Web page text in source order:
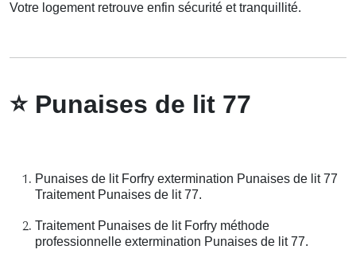
Votre logement retrouve enfin sécurité et tranquillité.
⭐Punaises de lit 77
Punaises de lit Forfry extermination Punaises de lit 77
Traitement Punaises de lit 77.
Traitement Punaises de lit Forfry méthode
professionnelle extermination Punaises de lit 77.